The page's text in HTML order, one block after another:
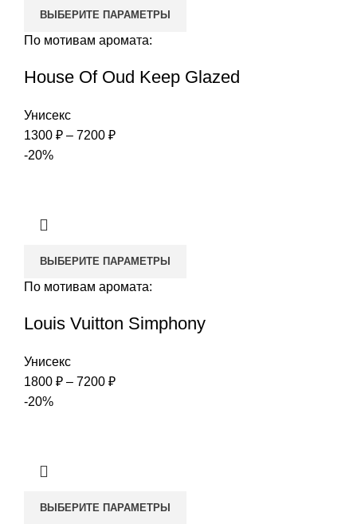
ВЫБЕРИТЕ ПАРАМЕТРЫ
По мотивам аромата:
House Of Oud Keep Glazed
Унисекс
1300 ₽ – 7200 ₽Диапазон
-20%
ВЫБЕРИТЕ ПАРАМЕТРЫ
По мотивам аромата:
Louis Vuitton Simphony
Унисекс
1800 ₽ – 7200 ₽Диапазон
-20%
ВЫБЕРИТЕ ПАРАМЕТРЫ